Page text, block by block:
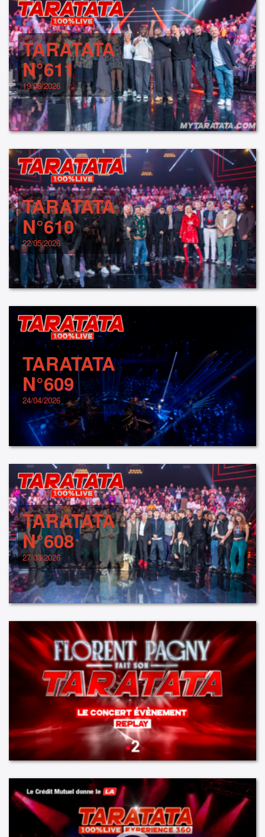
TARATATA
N°611
19/06/2026
TARATATA
N°610
22/05/2026
TARATATA
N°609
24/04/2026
TARATATA
N°608
27/03/2026